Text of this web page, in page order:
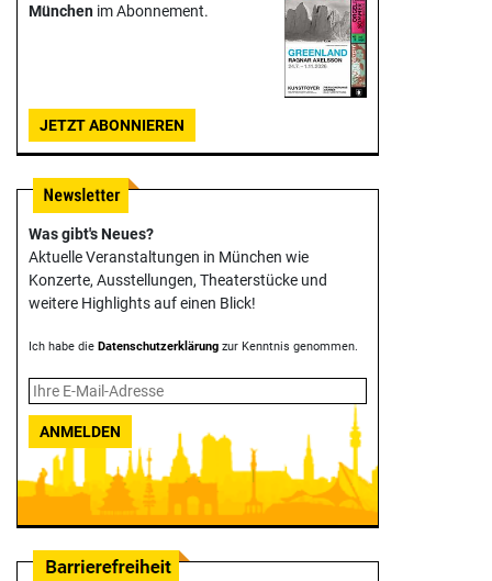
München im Abonnement.
JETZT ABONNIEREN
Was gibt's Neues?
Aktuelle Veranstaltungen in München wie
Konzerte, Ausstellungen, Theater­stücke und
weitere Highlights auf einen Blick!
Ich habe die Datenschutzerklärung zur Kenntnis genommen.
ANMELDEN